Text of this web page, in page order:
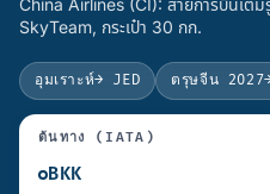
China Airlines (CI): สายการบินเต็
SkyTeam, กระเป๋า 30 กก.
อุมเราะห์→ JED ตรุษจีน 2027
ต้นทาง (IATA)